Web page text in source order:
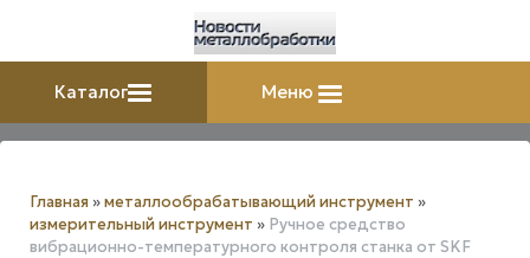
Каталог Меню
Главная »металлообрабатывающий инструмент »
измерительный инструмент » Ручное средство
вибрационно-температурного контроля станка от SKF